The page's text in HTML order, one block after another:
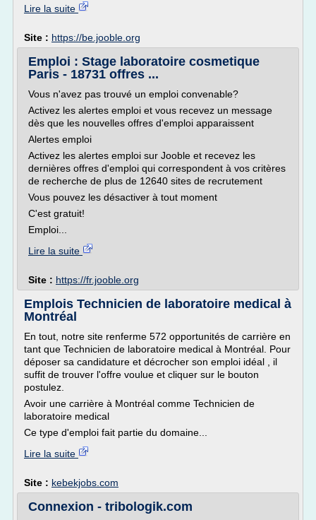
Lire la suite
Site : https://be.jooble.org
Emploi : Stage laboratoire cosmetique
Paris - 18731 offres ...
Vous n'avez pas trouvé un emploi convenable?
Activez les alertes emploi et vous recevez un message
dès que les nouvelles offres d'emploi apparaissent
Alertes emploi
Activez les alertes emploi sur Jooble et recevez les
dernières offres d'emploi qui correspondent à vos critères
de recherche de plus de 12640 sites de recrutement
Vous pouvez les désactiver à tout moment
C'est gratuit!
Emploi...
Lire la suite
Site : https://fr.jooble.org
Emplois Technicien de laboratoire medical à
Montréal
En tout, notre site renferme 572 opportunités de carrière en
tant que Technicien de laboratoire medical à Montréal. Pour
déposer sa candidature et décrocher son emploi idéal , il
suffit de trouver l'offre voulue et cliquer sur le bouton
postulez.
Avoir une carrière à Montréal comme Technicien de
laboratoire medical
Ce type d'emploi fait partie du domaine...
Lire la suite
Site : kebekjobs.com
Connexion - tribologik.com